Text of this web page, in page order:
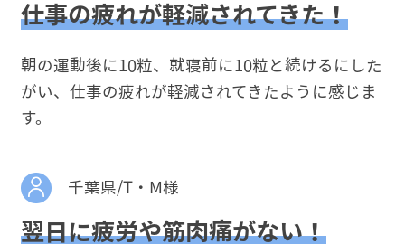
仕事の疲れが軽減されてきた！
朝の運動後に10粒、就寝前に10粒と続けるにした
がい、仕事の疲れが軽減されてきたように感じま
す。
千葉県/T・M様
翌日に疲労や筋肉痛がない！